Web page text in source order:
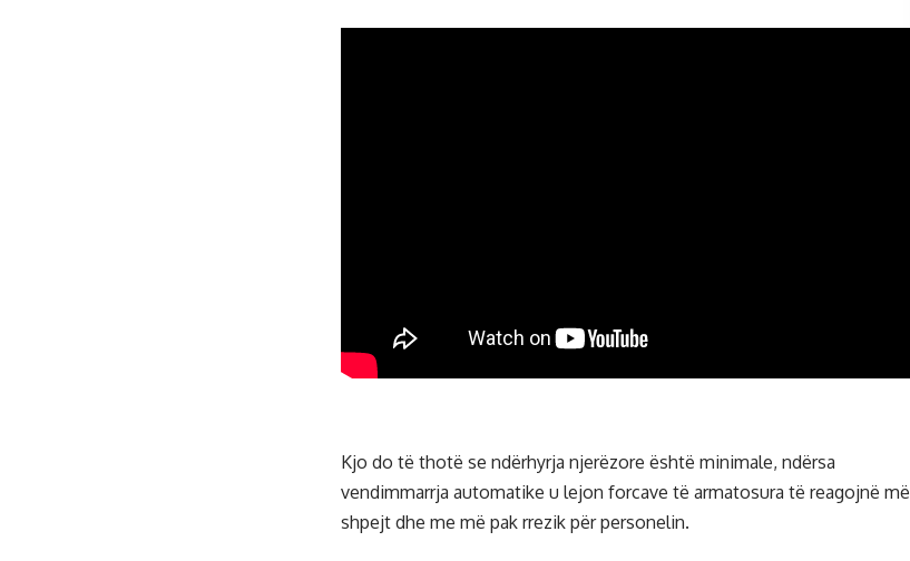
Kjo do të thotë se ndërhyrja njerëzore është minimale, ndërsa
vendimmarrja automatike u lejon forcave të armatosura të reagojnë më
shpejt dhe me më pak rrezik për personelin.